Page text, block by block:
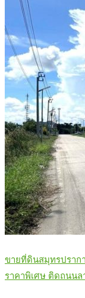
ขายที่ดินสมุทรปราก
ราคาพิเศษ ติดถนน